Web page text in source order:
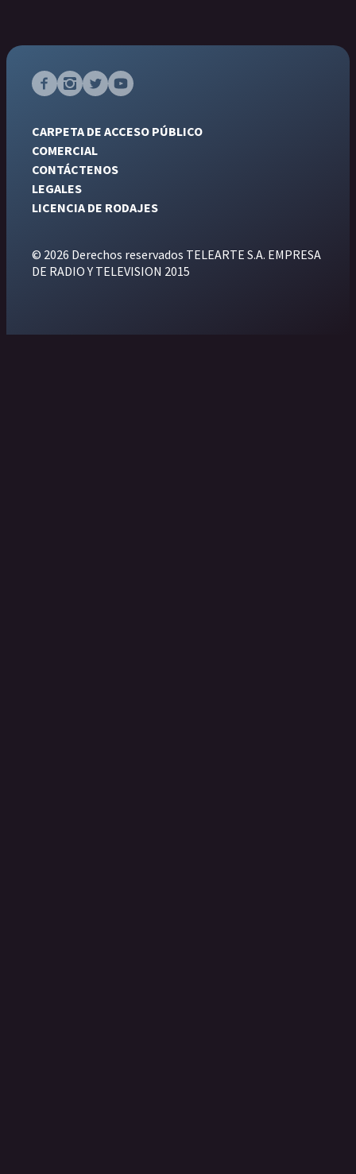
CARPETA DE ACCESO PÚBLICO
COMERCIAL
CONTÁCTENOS
LEGALES
LICENCIA DE RODAJES
© 2026 Derechos reservados TELEARTE S.A. EMPRESA
DE RADIO Y TELEVISION 2015